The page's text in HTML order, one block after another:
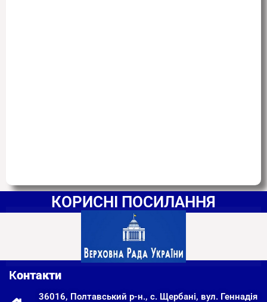
КОРИСНІ ПОСИЛАННЯ
Контакти
36016, Полтавський р-н., с. Щербані, вул. Геннадія